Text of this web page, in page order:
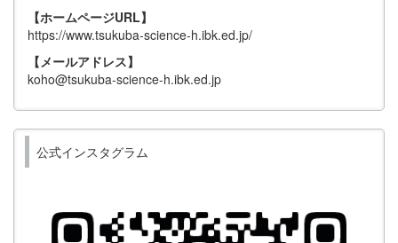
【ホームページURL】
https://www.tsukuba-science-h.ibk.ed.jp/
【メールアドレス】
koho@tsukuba-science-h.ibk.ed.jp
公式インスタグラム